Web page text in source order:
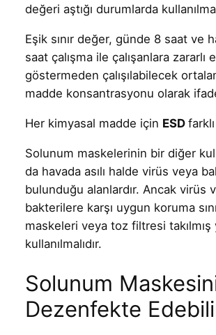
değeri aştığı durumlarda
Eşik sınır değer, günde 8 saat ve
saat çalışma ile çalışanlara zararlı
göstermeden çalışılabilecek
madde konsantrasyonu olarak
Her kimyasal madde için ESD
Solunum maskelerinin bir diğer
da havada asılı halde virüs veya
bulunduğu alanlardır. Ancak virüs
bakterilere karşı uygun koruma
maskeleri veya toz filtresi
kullanılmalıdır.
Solunum
Dezenfekte